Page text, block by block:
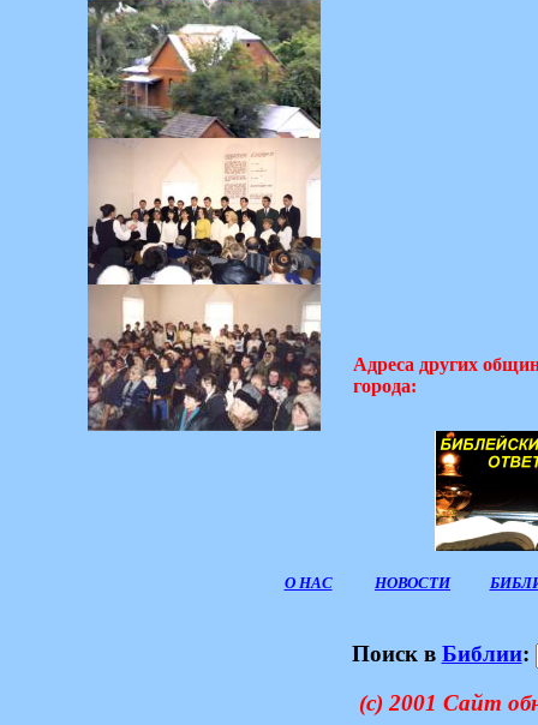
Адреса других
города:
О НАС НОВОСТИ
Поиск в Библии:
(c) 2001 Сайт